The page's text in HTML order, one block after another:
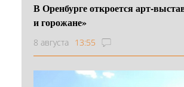
В Оренбурге откроется арт-
и горожане»
8 августа 13:55